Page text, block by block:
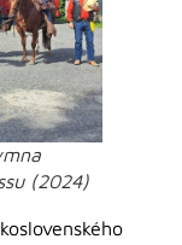
(2024)